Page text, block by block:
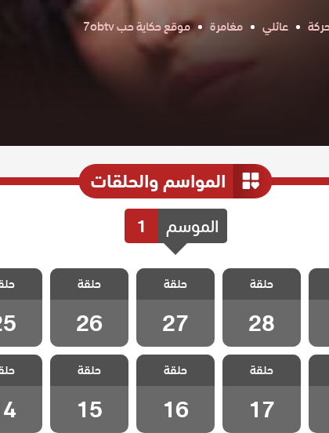
عائلي مغامرة
موقع حكاية حب 7obtv
المواسم والحلقات
الموسم 1
و
مسلسل ورود و
ذنوب الحلقة 28
حلقة
28
مسلسل ورود و
ذنوب الحلقة 27
حلقة
27
مسلسل ورود و
ذنوب الحلقة 26
حلقة
26
مسلسل
ذنوب
و
مسلسل ورود و
ذنوب الحلقة 17
حلقة
17
مسلسل ورود و
ذنوب الحلقة 16
حلقة
16
مسلسل ورود و
ذنوب الحلقة 15
حلقة
15
مسلسل
ذنوب